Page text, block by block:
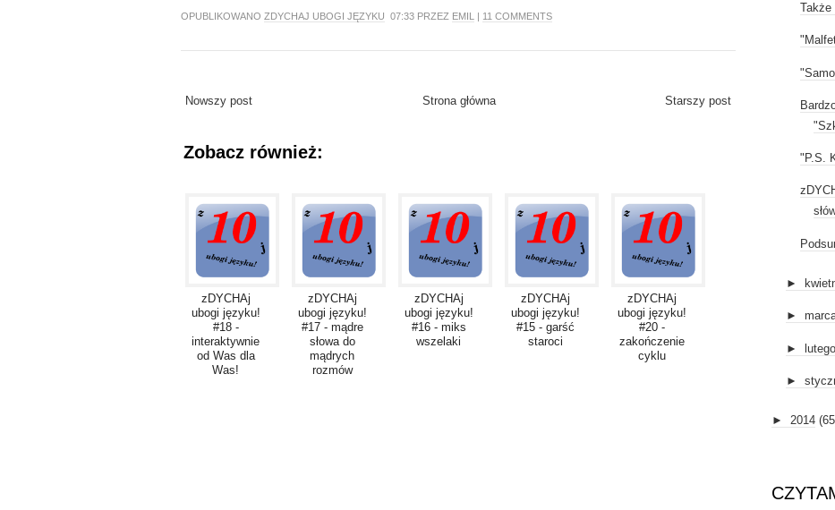
OPUBLIKOWANO ZDYCHAJ UBOGI JĘZYKU 07:33 PRZEZ EMIL | 11 COMMENTS
Nowszy post Starszy post
Strona główna
Zobacz również:
zDYCHAj
ubogi języku!
#18 -
interaktywnie
od Was dla
Was!
zDYCHAj
ubogi języku!
#17 - mądre
słowa do
mądrych
rozmów
zDYCHAj
ubogi języku!
#16 - miks
wszelaki
zDYCHAj
ubogi języku!
#15 - garść
staroci
zDYCHAj
ubogi języku!
#20 -
zakończenie
cyklu
"P.S.
►
►
► lutego
►
► 2014